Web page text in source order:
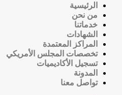
الرئيسية
من نحن
خدماتنا
الشهادات
المراكز المعتمدة
تخصصات المجلس الأمريكي
تسجيل الأكاديميات
المدونة
تواصل معنا